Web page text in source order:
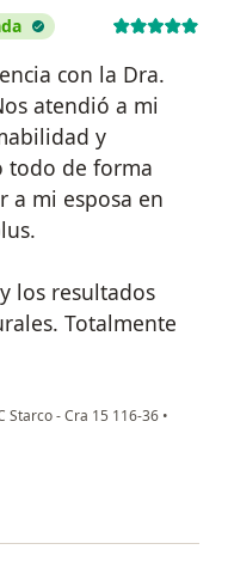
con la Dra.
atendió a mi
y
todo de forma
a mi esposa en
los resultados
Totalmente
Starco - Cra 15 116-36 •